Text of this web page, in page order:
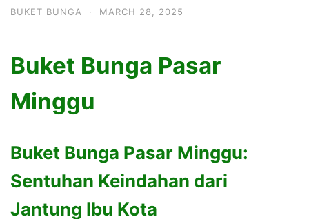
BUKET BUNGA · MARCH 28, 2025
Buket Bunga Pasar
Minggu
Buket Bunga Pasar Minggu:
Sentuhan Keindahan dari
Jantung Ibu Kota